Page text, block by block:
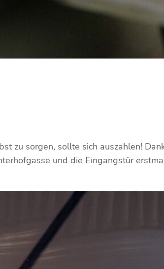
zu sorgen, sollte sich auszahlen!
und die Eingangstür